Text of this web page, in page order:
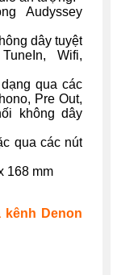
Audyssey
dây tuyệt
Wifi,
qua các
Pre Out,
không dây
qua các nút
168 mm
kênh Denon